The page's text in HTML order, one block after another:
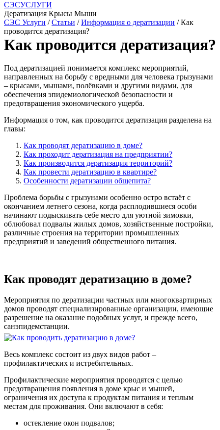
СЭСУСЛУГИ
Дератизация Крысы Мыши
СЭС Услуги /Статьи /Информация о дератизации / Как
проводится дератизация?
Как проводится дератизация?
Под дератизацией понимается комплекс мероприятий,
направленных на борьбу с вредными для человека грызунами
– крысами, мышами, полёвками и другими видами, для
обеспечения эпидемиологической безопасности и
предотвращения экономического ущерба.
Информация о том, как проводится дератизация разделена на
главы:
Как проводят дератизацию в доме?
Как проходит дератизация на предприятии?
Как производится дератизация территорий?
Как провести дератизацию в квартире?
Особенности дератизации общепита?
Проблема борьбы с грызунами особенно остро встаёт с
окончанием летнего сезона, когда расплодившиеся особи
начинают подыскивать себе место для уютной зимовки,
облюбовал подвалы жилых домов, хозяйственные постройки,
различные строения на территории промышленных
предприятий и заведений общественного питания.
Как проводят дератизацию в доме?
Мероприятия по дератизации частных или многоквартирных
домов проводят специализированные организации, имеющие
разрешение на оказание подобных услуг, и прежде всего,
санэпидемстанции.
Весь комплекс состоит из двух видов работ –
профилактических и истребительных.
Профилактические мероприятия проводятся с целью
предотвращения появления в доме крыс и мышей,
ограничения их доступа к продуктам питания и теплым
местам для проживания. Они включают в себя:
остекление окон подвалов;